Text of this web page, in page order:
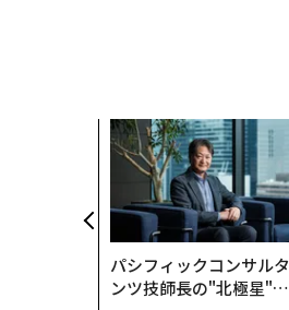
パシフィックコンサルタ
ンツ技師長の"北極星"。